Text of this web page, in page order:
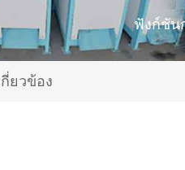
ฟังก์ชัน
ยวข้อง